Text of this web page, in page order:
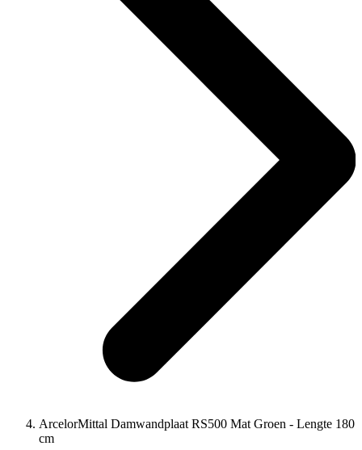
ArcelorMittal Damwandplaat RS500 Mat Groen - Lengte 180
cm